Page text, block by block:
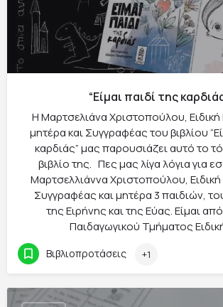
“Είμαι παιδί της
Η Μαρτσελιάνα Χριστοπούλου,
μητέρα και Συγγραφέας του βιβλίου
καρδιάς” μας παρουσιάζει αυτό το
βιβλίο της. Πες μας λίγα λόγια για
Μαρτσελλιάννα Χριστοπούλου,
Συγγραφέας και μητέρα 3 παιδιών,
της Ειρήνης και της Εύας. Είμαι
Παιδαγωγικού Τμήματος
Βιβλιοπροτάσεις +1